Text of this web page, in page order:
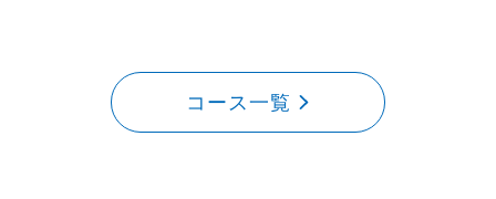
コース一覧